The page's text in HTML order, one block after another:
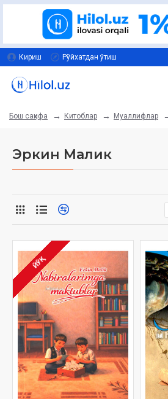
Кириш Рўйхатдан ўтиш
Бош саҳифа Китоблар Муаллифлар
Эркин Малик
ЙЎҚ